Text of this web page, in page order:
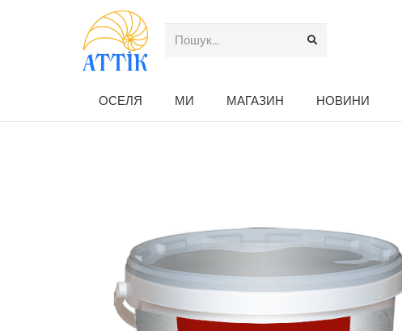
ОСЕЛЯ МИ МАГАЗИН НОВИНИ